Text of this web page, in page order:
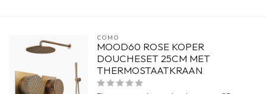
COMO
MOOD60 ROSE KOPER
DOUCHESET 25CM MET
THERMOSTAATKRAAN